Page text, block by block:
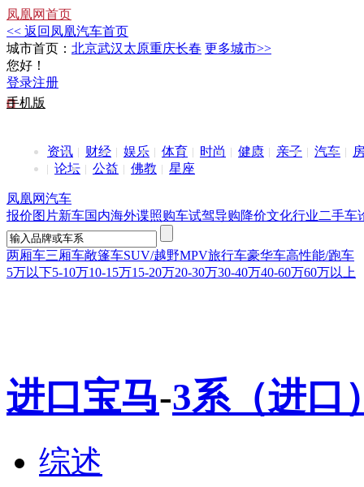
凤凰网首页
<< 返回凤凰汽车首页
城市首页： 北京武汉太原重庆长春 更多城市>>
您好！
登录注册
手机版
资讯 财经 娱乐 体育 时尚 健康 亲子 汽车
论坛
公益 佛教 星座
凤凰网汽车
报价图片新车国内海外谍照购车试驾导购降价文化行业二手车
两厢车三厢车敞篷车SUV/越野MPV旅行车豪华车高性能/跑车
5万以下5-10万10-15万15-20万20-30万30-40万40-60万60万以上
进口宝马-3系（进口
综述